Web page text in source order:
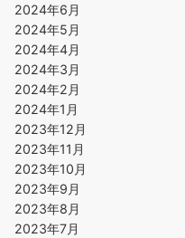
2024年6月
2024年5月
2024年4月
2024年3月
2024年2月
2024年1月
2023年12月
2023年11月
2023年10月
2023年9月
2023年8月
2023年7月